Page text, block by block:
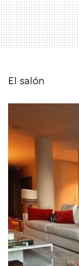
El salón